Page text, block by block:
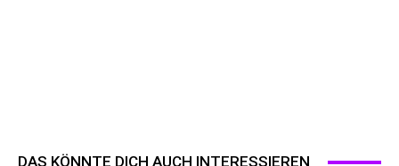
DAS KÖNNTE DICH AUCH INTERESSIEREN